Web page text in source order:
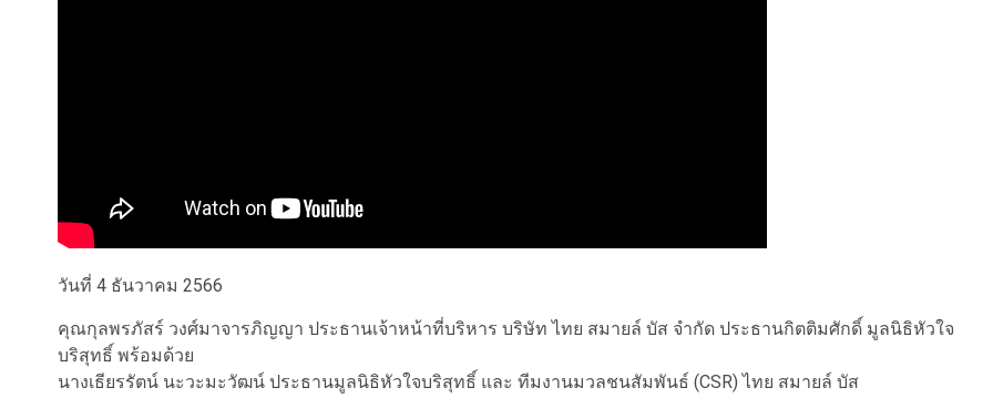
วันที่ 4 ธันวาคม 2566
คุณกุลพรภัสร์ วงศ์มาจารภิญญา ประธานเจ้าหน้าที่บริหาร บริษัท ไทย สมายล์ บัส จำกัด ประธานกิตติมศักดิ์ มูลนิธิหัวใจ
บริสุทธิ์ พร้อมด้วย
นางเธียรรัตน์ นะวะมะวัฒน์ ประธานมูลนิธิหัวใจบริสุทธิ์ และ ทีมงานมวลชนสัมพันธ์ (CSR) ไทย สมายล์ บัส